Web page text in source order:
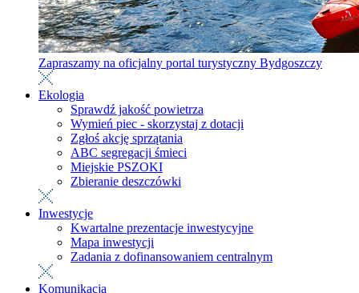
Zapraszamy na oficjalny portal turystyczny Bydgoszczy
Ekologia
Sprawdź jakość powietrza
Wymień piec - skorzystaj z dotacji
Zgłoś akcję sprzątania
ABC segregacji śmieci
Miejskie PSZOKI
Zbieranie deszczówki
Inwestycje
Kwartalne prezentacje inwestycyjne
Mapa inwestycji
Zadania z dofinansowaniem centralnym
Komunikacja